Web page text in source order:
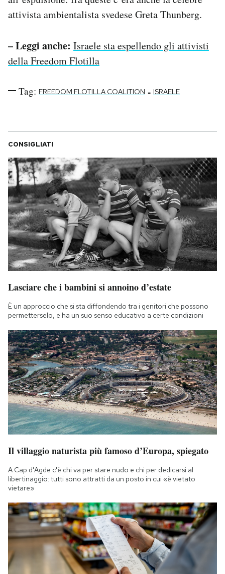
attivista ambientalista svedese Greta Thunberg.
– Leggi anche: Israele sta espellendo gli attivisti
della Freedom Flotilla
Tag: FREEDOM FLOTILLA COALITION - ISRAELE
CONSIGLIATI
Lasciare che i bambini si annoino d’estate
È un approccio che si sta diffondendo tra i genitori che possono
permetterselo, e ha un suo senso educativo a certe condizioni
Il villaggio naturista più famoso d’Europa, spiegato
A Cap d'Agde c'è chi va per stare nudo e chi per dedicarsi al
libertinaggio: tutti sono attratti da un posto in cui «è vietato
vietare»